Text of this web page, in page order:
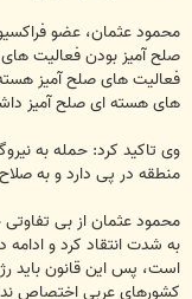
محمود عثمان، عضو
صلح آمیز بودن فعالیت
فعالیت های صلح آمیز
های هسته ای صلح آمیز
وی تاکید کرد: حمله به
منطقه در پی دارد و به
محمود عثمان از بی
به شدت انتقاد کرد و
است، پس این قانون باید
کشورهای عربی اختصاص